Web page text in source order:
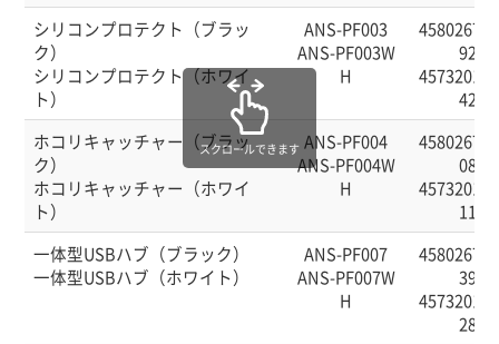
シリコンプロテクト（ブラッ
ク）
シリコンプロテクト（ホワイ
ト）
ANS-PF003
ANS-PF003W
H
92
42
ホコリキャッチャー（ブラッ
ク）
ホコリキャッチャー（ホワイ
ト）
ANS-PF004
ANS-PF004W
H
08
11
一体型USBハブ（ブラック）
一体型USBハブ（ホワイト）
ANS-PF007
ANS-PF007W
H
39
28
スクロールできます